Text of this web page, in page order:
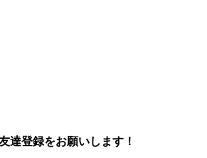
達登録をお願いします！